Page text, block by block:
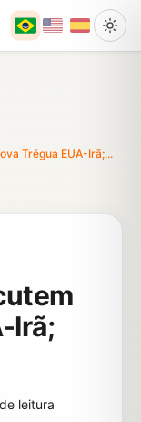
Trégua EUA-Irã;...
Irã;
leitura